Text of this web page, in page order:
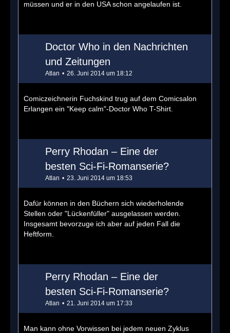
müssen und er in den USA schon angelaufen ist.
Doctor Who in den Nachrichten
und Zeitungen
Atlan 26. Juni 2014 um 18:12
Comiczeichnerin Fuchskind trug auf dem Comicsalon
Erlangen ein "Keep calm"-Doctor Who T-Shirt.
Perry Rhodan – Eine der
besten Sci-Fi-Romanserie?
Atlan 23. Juni 2014 um 18:53
Dafür können in den Büchern sich wiederholende
Stellen oder "Lückenfüller" ausgelassen werden.
Insgesamt bevorzuge ich aber auf jeden Fall die
Heftform.
Perry Rhodan – Eine der
besten Sci-Fi-Romanserie?
Atlan 21. Juni 2014 um 17:33
Man kann ohne Vorwissen bei jedem neuen Zyklus